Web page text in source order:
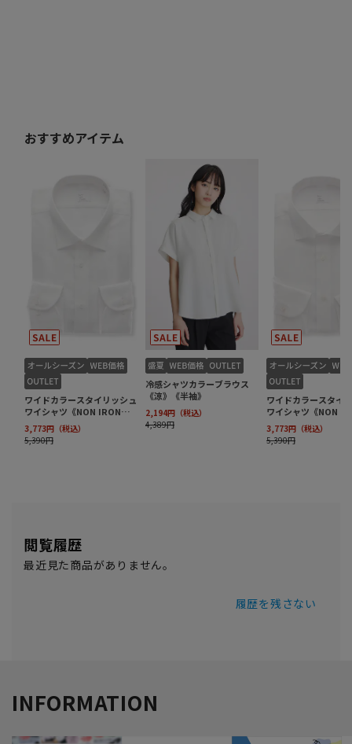
閲覧履歴
最近見た商品がありません。
履歴を残さない
INFORMATION